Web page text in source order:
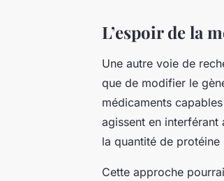
L’espoir de la
Une autre voie de
que de modifier le
médicaments
agissent en interférant
la quantité de
Cette approche